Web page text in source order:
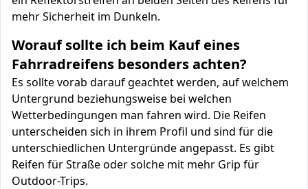
mehr Sicherheit im Dunkeln.
Worauf sollte ich beim Kauf eines
Fahrradreifens besonders achten?
Es sollte vorab darauf geachtet werden, auf welchem
Untergrund beziehungsweise bei welchen
Wetterbedingungen man fahren wird. Die Reifen
unterscheiden sich in ihrem Profil und sind für die
unterschiedlichen Untergründe angepasst. Es gibt
Reifen für Straße oder solche mit mehr Grip für
Outdoor-Trips.